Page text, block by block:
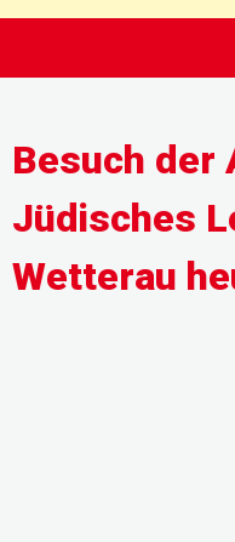
Besuch der
Jüdisches
Wetterau